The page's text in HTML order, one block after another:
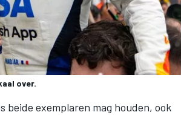
over.
beide exemplaren mag houden, ook